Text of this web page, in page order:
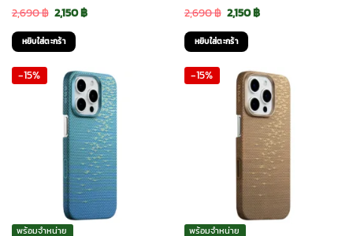
2,690฿ Original
price
was:
2,690 ฿.
2,150฿Current
2,150 ฿.
หยิบใส่ตะกร้า
2,690฿ Original
price
was:
2,690 ฿.
2,150฿Current
2,150 ฿.
หยิบใส่ตะกร้า
-15%
พร้อมจำหน่าย
-15%
พร้อมจำหน่าย